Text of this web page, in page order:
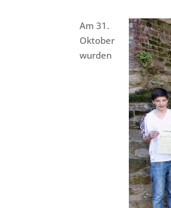
Am 31.
Oktober
wurden